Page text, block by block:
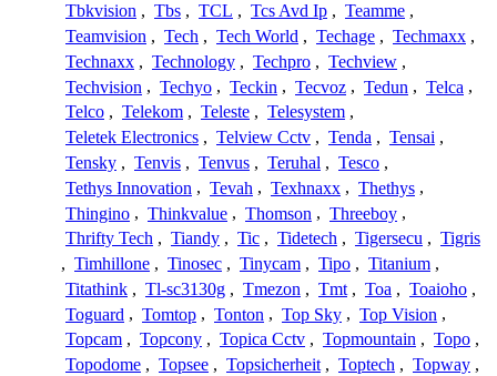
Tbkvision , Tbs , TCL , Tcs Avd Ip , Teamme ,
Teamvision , Tech , Tech World , Techage , Techmaxx ,
Technaxx , Technology , Techpro , Techview ,
Techvision , Techyo , Teckin , Tecvoz , Tedun , Telca ,
Telco , Telekom , Teleste , Telesystem ,
Teletek Electronics , Telview Cctv , Tenda , Tensai ,
Tensky , Tenvis , Tenvus , Teruhal , Tesco ,
Tethys Innovation , Tevah , Texhnaxx , Thethys ,
Thingino , Thinkvalue , Thomson , Threeboy ,
Thrifty Tech , Tiandy , Tic , Tidetech , Tigersecu , Tigris
, Timhillone , Tinosec , Tinycam , Tipo , Titanium ,
Titathink , Tl-sc3130g , Tmezon , Tmt , Toa , Toaioho ,
Toguard , Tomtop , Tonton , Top Sky , Top Vision ,
Topcam , Topcony , Topica Cctv , Topmountain , Topo ,
Topodome , Topsee , Topsicherheit , Toptech , Topway ,